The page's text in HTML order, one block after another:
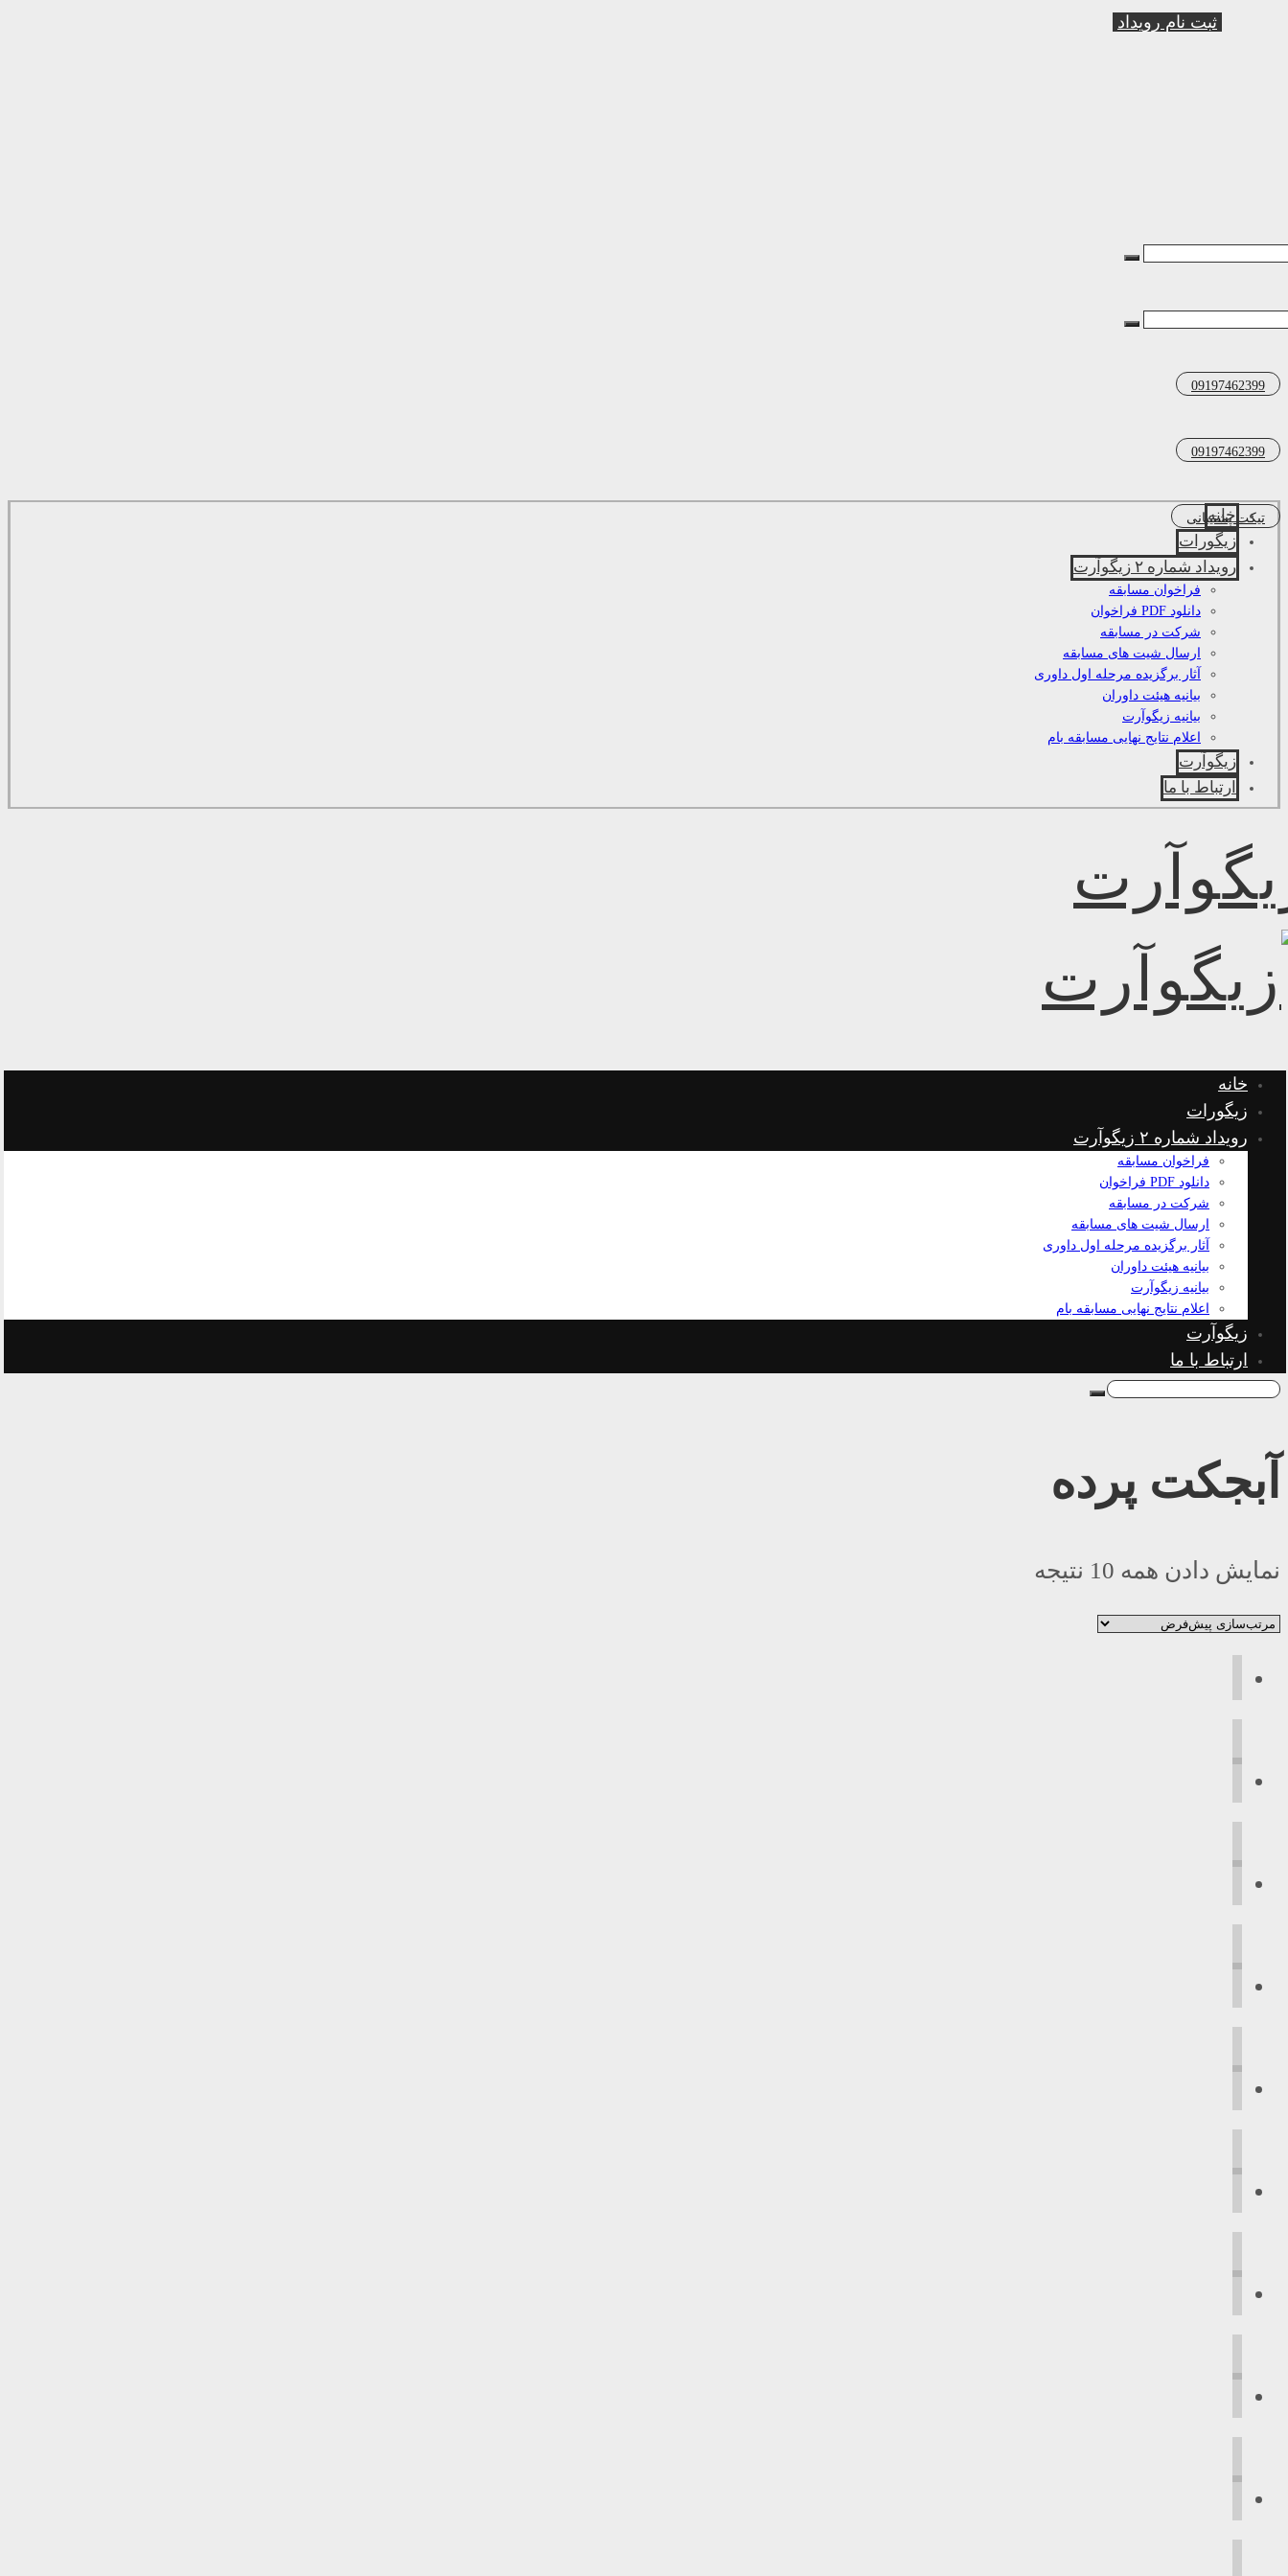
ثبت نام رویداد
09197462399
09197462399
تیکت پشتیبانی
خانه
زیگورات
رویداد شماره ۲ زیگوآرت
فراخوان مسابقه
دانلود PDF فراخوان
شرکت در مسابقه
ارسال شیت های مسابقه
آثار برگزیده مرحله اول داوری
بیانیه هیئت داوران
بیانیه زیگوآرت
اعلام نتایج نهایی مسابقه بام
زیگوآرت
ارتباط با ما
خانه
زیگورات
رویداد شماره ۲ زیگوآرت
فراخوان مسابقه
دانلود PDF فراخوان
شرکت در مسابقه
ارسال شیت های مسابقه
آثار برگزیده مرحله اول داوری
بیانیه هیئت داوران
بیانیه زیگوآرت
اعلام نتایج نهایی مسابقه بام
زیگوآرت
ارتباط با ما
آبجکت پرده
نمایش دادن همه 10 نتیجه